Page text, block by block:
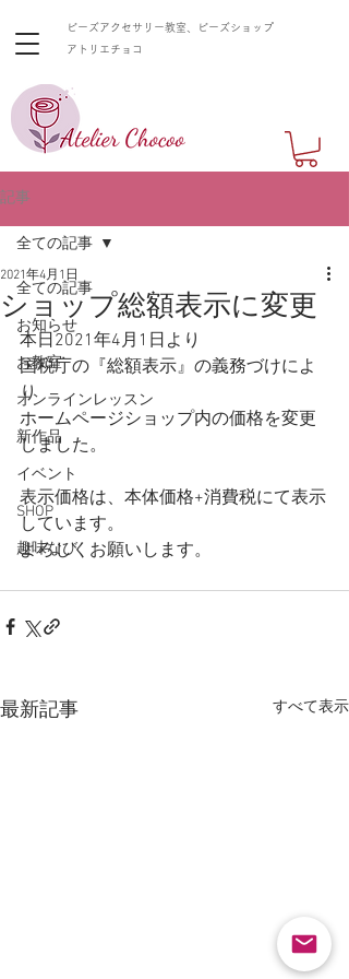
ビーズアクセサリー教室、ビーズショップ
​アトリエチョコ
記事
全ての記事
お知らせ
お教室
オンラインレッスン
新作品
イベント
SHOP
趣味なび
全ての記事
ショップ総額表示に変更
2021年4月1日
本日2021年4月1日より
国税庁の『総額表示』の義務づけによ
り
ホームページショップ内の価格を変更
しました。
表示価格は、本体価格+消費税にて表示
しています。
よろしくお願いします。
最新記事 すべて表示